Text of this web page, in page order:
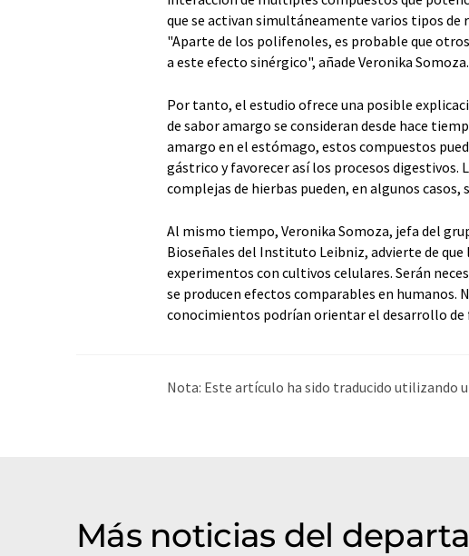
que se activan simultáneamente varios tipos
"Aparte de los polifenoles, es probable que
a este efecto sinérgico", añade Veronika Somoza.
Por tanto, el estudio ofrece una posible
de sabor amargo se consideran desde hace
amargo en el estómago, estos compuestos
gástrico y favorecer así los procesos digestivos.
complejas de hierbas pueden, en algunos
Al mismo tiempo, Veronika Somoza, jefa del
Bioseñales del Instituto Leibniz, advierte de
experimentos con cultivos celulares. Serán
se producen efectos comparables en humanos.
conocimientos podrían orientar el desarrollo
Nota: Este artículo ha sido traducido utilizando
Más noticias del